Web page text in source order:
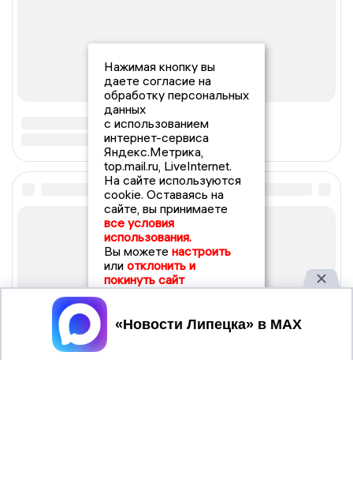
Нажимая кнопку вы
даете согласие на
обработку персональных
данных
с использованием
интернет-сервиса
Яндекс.Метрика,
top.mail.ru, LiveInternet.
На сайте используются
cookie. Оставаясь на
сайте, вы принимаете
все условия
использования.
Вы можете настроить
или отклонить и
покинуть сайт
Принять